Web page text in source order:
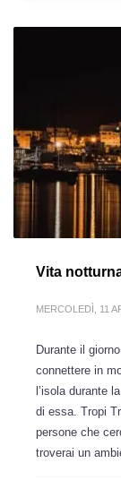
Vita
MERCOLEDÌ, 11
Durante il
connettere in
l’isola durante
di essa. Tropi
persone che
troverai un